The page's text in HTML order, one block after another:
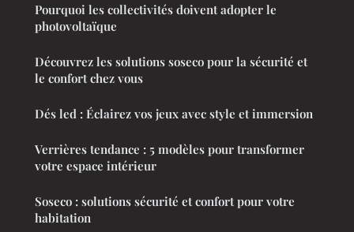
Pourquoi les collectivités doivent adopter le
photovoltaïque
Découvrez les solutions soseco pour la sécurité et
le confort chez vous
Dés led : Éclairez vos jeux avec style et immersion
Verrières tendance : 5 modèles pour transformer
votre espace intérieur
Soseco : solutions sécurité et confort pour votre
habitation